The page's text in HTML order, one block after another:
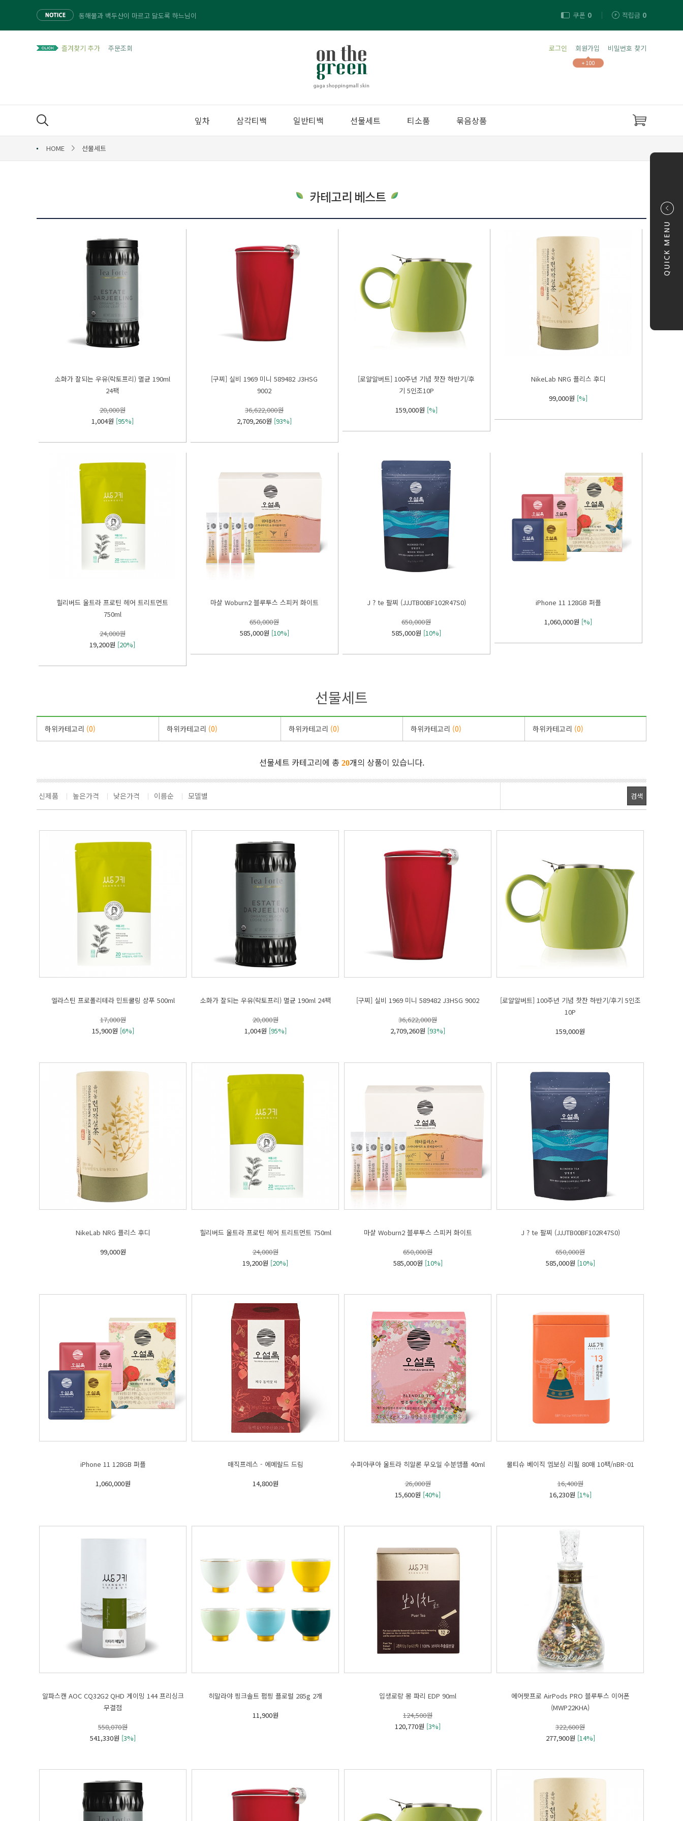
동해물과 백두산이 마르고 닳도록 하느님이
적립금 0
쿠폰 0
즐겨찾기 추가 주문조회 비밀번호 찾기
회원가입
+ 100
로그인
잎차 삼각티백 일반티백 선물세트 티소품 묶음상품
HOME 선물세트
24팩
20,000원
1,004원 [95%]
9002
36,622,000원
2,709,260원 [93%]
기 5인조10P
159,000원 [%]
NikeLab NRG 플리스 후디
99,000원 [%]
750ml
24,000원
19,200원 [20%]
마샬 Woburn2 블루투스 스피커 화이트
650,000원
585,000원 [10%]
J ? te 팔찌 (JJJTB00BF102R47S0)
650,000원
585,000원 [10%]
iPhone 11 128GB 퍼플
1,060,000원 [%]
선물세트
하위카테고리 (0) 하위카테고리 (0) 하위카테고리 (0) 하위카테고리 (0) 하위카테고리 (0)
선물세트 카테고리에 총 20개의 상품이 있습니다.
신제품 높은가격 낮은가격 이름순 모델별 검색
엘라스틴 프로폴리테라 민트쿨링 샴푸 500ml
17,000원
15,900원 [6%]
소화가 잘되는 우유(락토프리) 멸균 190ml 24팩
20,000원
1,004원 [95%]
[구찌] 실비 1969 미니 589482 J3HSG 9002
36,622,000원
2,709,260원 [93%]
10P
159,000원
NikeLab NRG 플리스 후디
99,000원
힐리버드 울트라 프로틴 헤어 트리트먼트 750ml
24,000원
19,200원 [20%]
마샬 Woburn2 블루투스 스피커 화이트
650,000원
585,000원 [10%]
J ? te 팔찌 (JJJTB00BF102R47S0)
650,000원
585,000원 [10%]
iPhone 11 128GB 퍼플
1,060,000원
매직프레스 - 에메랄드 드림
14,800원
수퍼아쿠아 울트라 히알론 무오일 수분앰플 40ml
26,000원
15,600원 [40%]
물티슈 베이직 엠보싱 리필 80매 10팩/nBR-01
16,400원
16,230원 [1%]
무결점
558,070원
541,330원 [3%]
히말라야 핑크솔트 펌핑 플로럴 285g 2개
11,900원
입생로랑 몽 파리 EDP 90ml
124,500원
120,770원 [3%]
(MWP22KHA)
322,600원
277,900원 [14%]